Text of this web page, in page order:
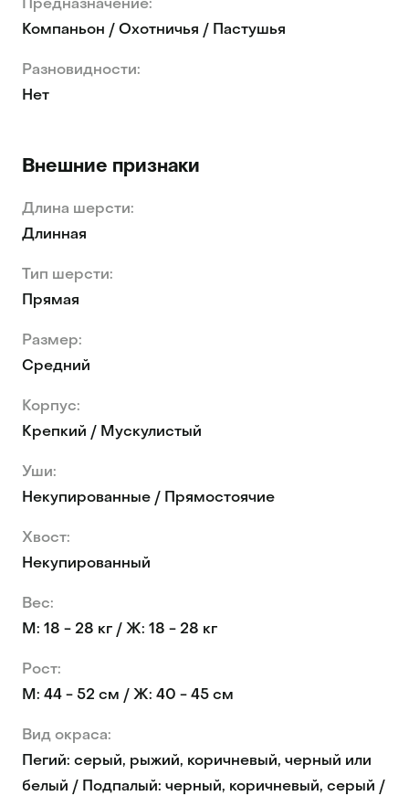
Предназначение:
Компаньон / Охотничья / Пастушья
Разновидности:
Нет
Внешние признаки
Длина шерсти:
Длинная
Тип шерсти:
Прямая
Размер:
Средний
Корпус:
Крепкий / Мускулистый
Уши:
Некупированные / Прямостоячие
Хвост:
Некупированный
Вес:
М: 18 - 28 кг / Ж: 18 - 28 кг
Рост:
М: 44 - 52 см / Ж: 40 - 45 см
Вид окраса:
Пегий: серый, рыжий, коричневый, черный или
белый / Подпалый: черный, коричневый, серый /